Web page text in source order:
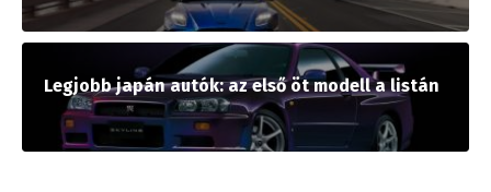
Legjobb japán autók: az első öt modell a listán